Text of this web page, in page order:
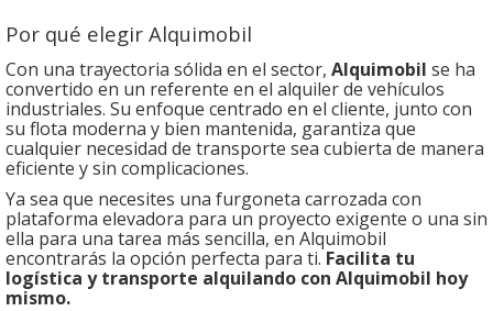
Por qué elegir Alquimobil
Con una trayectoria sólida en el sector, Alquimobil se ha
convertido en un referente en el alquiler de vehículos
industriales. Su enfoque centrado en el cliente, junto con
su flota moderna y bien mantenida, garantiza que
cualquier necesidad de transporte sea cubierta de manera
eficiente y sin complicaciones.
Ya sea que necesites una furgoneta carrozada con
plataforma elevadora para un proyecto exigente o una sin
ella para una tarea más sencilla, en Alquimobil
encontrarás la opción perfecta para ti. Facilita tu
logística y transporte alquilando con Alquimobil hoy
mismo.